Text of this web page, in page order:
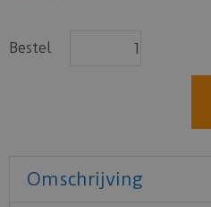
Bestel
Omschrijving